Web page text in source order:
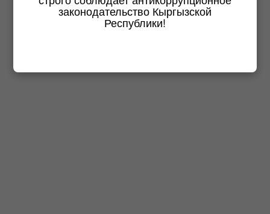
законодательство Кыргызской
Республики!